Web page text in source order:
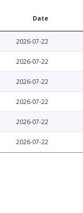
Date
2026-07-22
2026-07-22
2026-07-22
2026-07-22
2026-07-22
2026-07-22